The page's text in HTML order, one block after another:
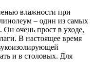
влажности при
– один из самых
очень прост в уходе,
В настоящее время
и в столовых. Для